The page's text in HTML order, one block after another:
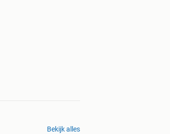
Bekijk alles